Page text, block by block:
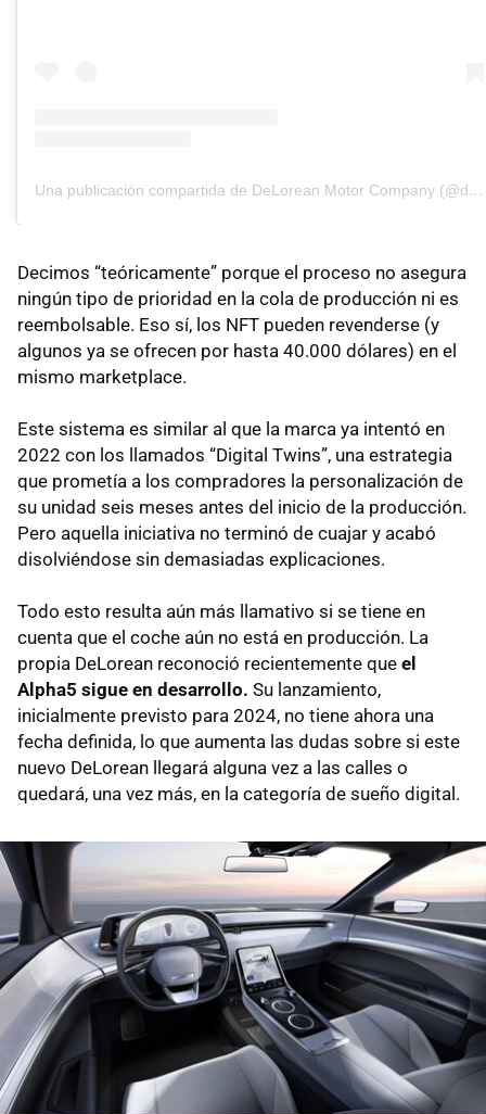
Una publicación compartida de DeLorean Motor Company (@deloreanmotorcompany)
Decimos “teóricamente” porque el proceso no asegura
ningún tipo de prioridad en la cola de producción ni es
reembolsable. Eso sí, los NFT pueden revenderse (y
algunos ya se ofrecen por hasta 40.000 dólares) en el
mismo marketplace.
Este sistema es similar al que la marca ya intentó en
2022 con los llamados “Digital Twins”, una estrategia
que prometía a los compradores la personalización de
su unidad seis meses antes del inicio de la producción.
Pero aquella iniciativa no terminó de cuajar y acabó
disolviéndose sin demasiadas explicaciones.
Todo esto resulta aún más llamativo si se tiene en
cuenta que el coche aún no está en producción. La
propia DeLorean reconoció recientemente que el
Alpha5 sigue en desarrollo. Su lanzamiento,
inicialmente previsto para 2024, no tiene ahora una
fecha definida, lo que aumenta las dudas sobre si este
nuevo DeLorean llegará alguna vez a las calles o
quedará, una vez más, en la categoría de sueño digital.